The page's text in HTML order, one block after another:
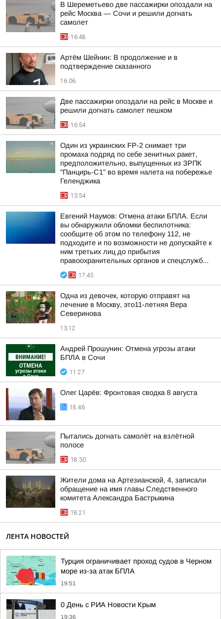
В Шереметьево две пассажирки опоздали на
рейс Москва — Сочи и решили догнать
самолет
16:48
Артём Шейнин: В продолжение и в
подтверждение сказанного
16:06
Две пассажирки опоздали на рейс в Москве и
решили догнать самолет пешком
16:54
Один из украинских FP-2 снимает три
промаха подряд по себе зенитных ракет,
предположительно, выпущенных из ЗРПК
"Панцирь-С1" во время налета на побережье
Геленджика
13:54
Евгений Наумов: Отмена атаки БПЛА. Если
вы обнаружили обломки беспилотника:
сообщите об этом по телефону 112, не
подходите и по возможности не допускайте к
ним третьих лиц до прибытия
правоохранительных органов и спецслужб...
17:45
Одна из девочек, которую отправят на
лечение в Москву, это11-летняя Вера
Северинова
13:12
Андрей Прошунин: Отмена угрозы атаки
БПЛА в Сочи
11:27
Олег Царёв: Фронтовая сводка 8 августа
18:46
Пытались догнать самолёт на взлётной
полосе
18:30
Жители дома на Артезианской, 4, записали
обращение на имя главы Следственного
комитета Александра Бастрыкина
18:21
ЛЕНТА НОВОСТЕЙ
Турция ограничивает проход судов в Черном
море из-за атак БПЛА
19:51
0 День с РИА Новости Крым
19:36